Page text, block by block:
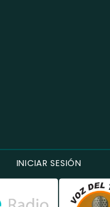
INICIAR SESIÓN